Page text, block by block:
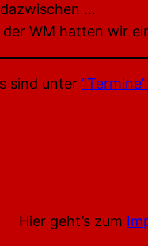
…
WM hatten wir
sind unter
Hier geht’s zum